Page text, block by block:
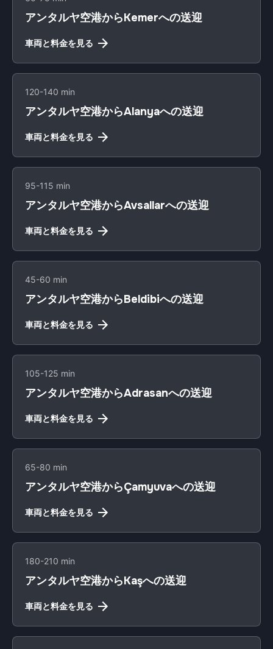
アンタルヤ空港からKemerへの送迎
車両と料金を見る
120-140 min
アンタルヤ空港からAlanyaへの送迎
車両と料金を見る
95-115 min
アンタルヤ空港からAvsallarへの送迎
車両と料金を見る
45-60 min
アンタルヤ空港からBeldibiへの送迎
車両と料金を見る
105-125 min
アンタルヤ空港からAdrasanへの送迎
車両と料金を見る
65-80 min
アンタルヤ空港からÇamyuvaへの送迎
車両と料金を見る
180-210 min
アンタルヤ空港からKaşへの送迎
車両と料金を見る